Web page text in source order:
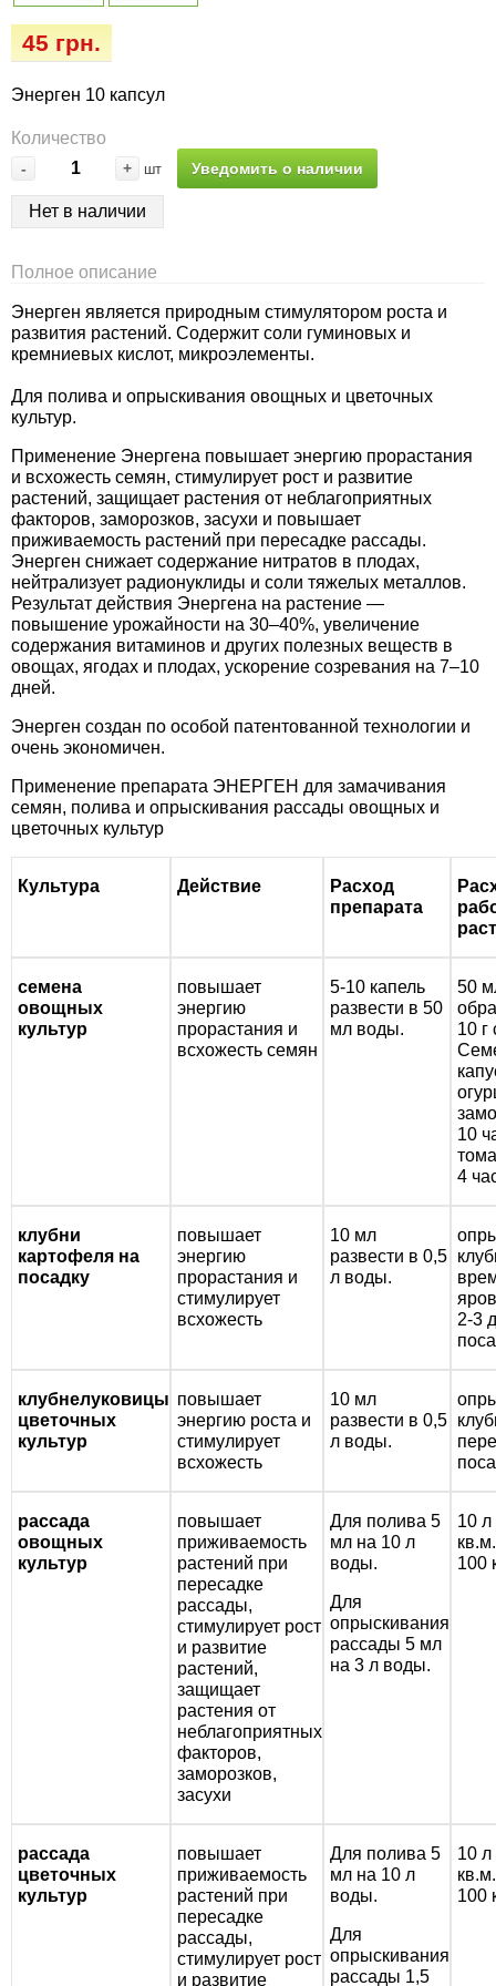
45 грн.
Энерген 10 капсул
Количество
- + шт Уведомить о наличии
Нет в наличии
Полное описание
Энерген является природным стимулятором роста и
развития растений. Содержит соли гуминовых и
кремниевых кислот, микроэлементы.
Для полива и опрыскивания овощных и цветочных
культур.
Применение Энергена повышает энергию прорастания
и всхожесть семян, стимулирует рост и развитие
растений, защищает растения от неблагоприятных
факторов, заморозков, засухи и повышает
приживаемость растений при пересадке рассады.
Энерген снижает содержание нитратов в плодах,
нейтрализует радионуклиды и соли тяжелых металлов.
Результат действия Энергена на растение —
повышение урожайности на 30–40%, увеличение
содержания витаминов и других полезных веществ в
овощах, ягодах и плодах, ускорение созревания на 7–10
дней.
Энерген создан по особой патентованной технологии и
очень экономичен.
Применение препарата ЭНЕРГЕН для замачивания
семян, полива и опрыскивания рассады овощных и
цветочных культур
Культура Действие
Расход
препарата
семена
овощных
культур
повышает
энергию
прорастания и
всхожесть семян
5-10 капель
развести в 50
мл воды.
50
10 г
10
4
клубни
картофеля на
посадку
повышает
энергию
прорастания и
стимулирует
всхожесть
10 мл
развести в 0,5
л воды.
2-3
клубнелуковицы
цветочных
культур
повышает
энергию роста и
стимулирует
всхожесть
10 мл
развести в 0,5
л воды.
рассада
овощных
культур
повышает
приживаемость
растений при
пересадке
рассады,
стимулирует рост
и развитие
растений,
защищает
растения от
неблагоприятных
факторов,
заморозков,
засухи
Для полива 5
мл на 10 л
воды.
Для
опрыскивания
рассады 5 мл
на 3 л воды.
10 л
100
рассада
цветочных
культур
повышает
приживаемость
растений при
пересадке
рассады,
стимулирует рост
и развитие
Для полива 5
мл на 10 л
воды.
Для
опрыскивания
рассады 1,5
10 л
100
Семена перца
Семена пряных трав
Семена редиса
Семена редьки
Семена салата
Семена свеклы
Семена сельдерея
Семена сидератов
Семена табака
Семена томатов
Семена газонной травы
Семена тыквы, патиссона
Семена укропа
Семена шпината
Семена щавеля
Удобрения «Сударушка», «Рязаночка»
100 г
Удобрения «Чистый лист» кристаллические
Удобрения «Чистый лист» Успех
Опрыскиватели
Перчатки
Тенты
Средства защиты от колорадского жука
Средства защиты от тараканов, прусаков,
клопов, блох, домашних и садовых муравьев
Средства защиты от комаров, москитов,
клещей, ос, мошек, слепней
Средства защиты от мух
Средства защиты от моли
Средства защиты от капустницы
Средства защиты от кротов
Средства защиты от грызунов
Препараты для септиков, выгребных ям и
дачных туалетов, биодеструкторы
Лидеры продаж
Купить семена - хиты продаж